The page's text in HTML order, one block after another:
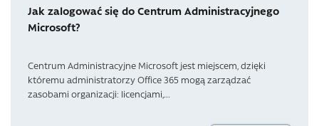
Jak zalogować się do Centrum Administracyjnego
Microsoft?
Centrum Administracyjne Microsoft jest miejscem, dzięki
któremu administratorzy Office 365 mogą zarządzać
zasobami organizacji: licencjami,...